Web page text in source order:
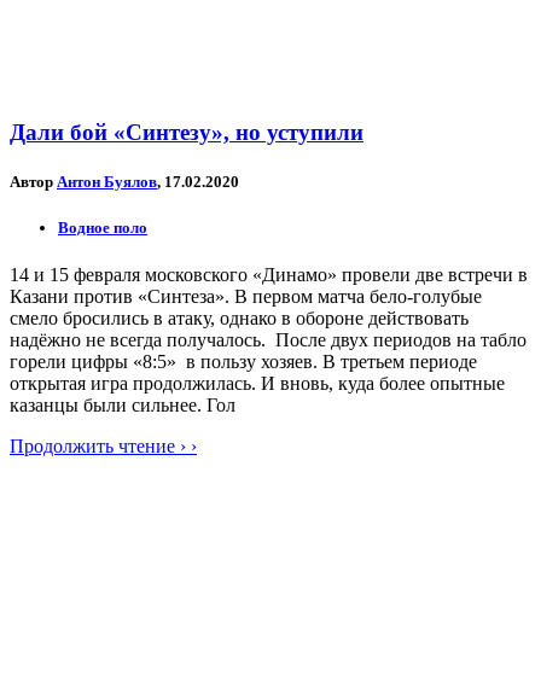
Дали бой «Синтезу», но уступили
Автор Антон Буялов, 17.02.2020
Водное поло
14 и 15 февраля московского «Динамо» провели две встречи в
Казани против «Синтеза». В первом матча бело-голубые
смело бросились в атаку, однако в обороне действовать
надёжно не всегда получалось. После двух периодов на табло
горели цифры «8:5» в пользу хозяев. В третьем периоде
открытая игра продолжилась. И вновь, куда более опытные
казанцы были сильнее. Гол
Продолжить чтение › ›